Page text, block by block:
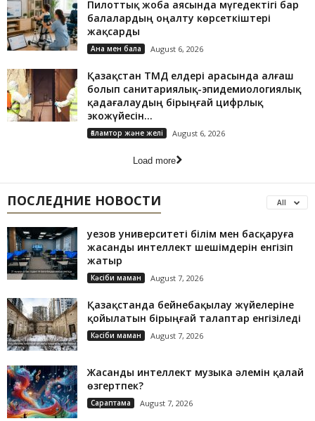
Пилоттық жоба аясында мүгедектігі бар
балалардың оңалту көрсеткіштері
жақсарды
Ана мен бала August 6, 2026
Қазақстан ТМД елдері арасында алғаш
болып санитариялық-эпидемиологиялық
қадағалаудың бірыңғай цифрлық
экожүйесін...
Ғаламтор және желі August 6, 2026
Load more
ПОСЛЕДНИЕ НОВОСТИ All
Әуезов университеті білім мен басқаруға
жасанды интеллект шешімдерін енгізіп
жатыр
Кәсіби маман August 7, 2026
Қазақстанда бейнебақылау жүйелеріне
қойылатын бірыңғай талаптар енгізіледі
Кәсіби маман August 7, 2026
Жасанды интеллект музыка әлемін қалай
өзгертпек?
Сараптама August 7, 2026